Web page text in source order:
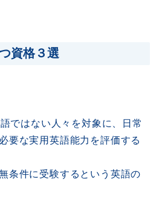
資格３選
ではない人々を対象に、日常
要な実用英語能力を評価する
条件に受験するという英語の